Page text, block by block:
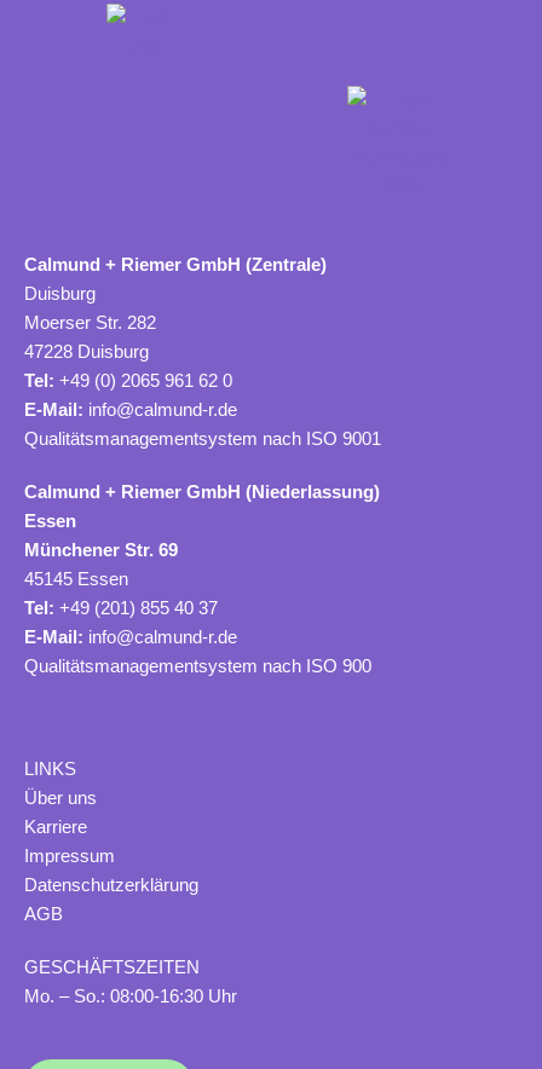
Calmund + Riemer GmbH (Zentrale)
Duisburg
Moerser Str. 282
47228 Duisburg
Tel: +49 (0) 2065 961 62 0
E-Mail: info@calmund-r.de
Qualitätsmanagementsystem nach ISO 9001
Calmund + Riemer GmbH (Niederlassung)
Essen
Münchener Str. 69
45145 Essen
Tel: +49 (201) 855 40 37
E-Mail: info@calmund-r.de
Qualitätsmanagementsystem nach ISO 900
LINKS
Über uns
Karriere
Impressum
Datenschutzerklärung
AGB
GESCHÄFTSZEITEN
Mo. – So.: 08:00-16:30 Uhr